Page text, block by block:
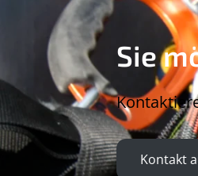
Sie
Kontakt